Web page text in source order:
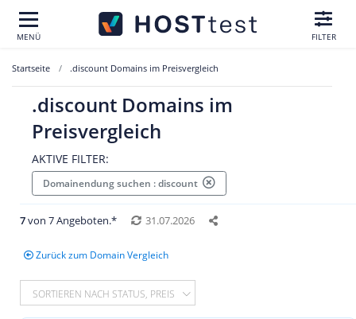
MENÜ FILTER
Startseite .discount Domains im Preisvergleich
.discount Domains im
Preisvergleich
AKTIVE FILTER:
Domainendung suchen : discount
7von 7 Angeboten.* 31.07.2026
Zurück zum Domain Vergleich
SORTIEREN NACH STATUS, PREIS